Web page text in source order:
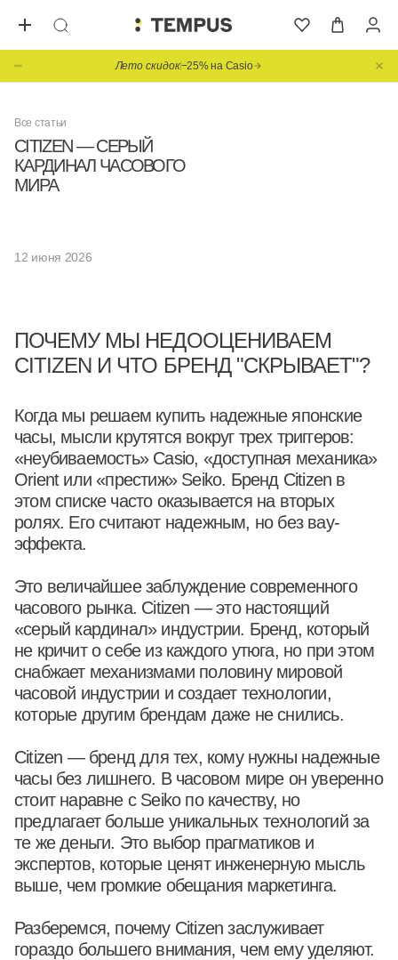
Лето скидок−25% на Casio
Все статьи
CITIZEN — СЕРЫЙ
КАРДИНАЛ ЧАСОВОГО
МИРА
12 июня 2026
ПОЧЕМУ МЫ НЕДООЦЕНИВАЕМ
CITIZEN И ЧТО БРЕНД "СКРЫВАЕТ"?
Когда мы решаем купить надежные японские
часы, мысли крутятся вокруг трех триггеров:
«неубиваемость» Casio, «доступная механика»
Orient или «престиж» Seiko. Бренд Citizen в
этом списке часто оказывается на вторых
ролях. Его считают надежным, но без вау-
эффекта.
Это величайшее заблуждение современного
часового рынка. Citizen — это настоящий
«серый кардинал» индустрии. Бренд, который
не кричит о себе из каждого утюга, но при этом
снабжает механизмами половину мировой
часовой индустрии и создает технологии,
которые другим брендам даже не снились.
Citizen — бренд для тех, кому нужны надежные
часы без лишнего. В часовом мире он уверенно
стоит наравне с Seiko по качеству, но
предлагает больше уникальных технологий за
те же деньги. Это выбор прагматиков и
экспертов, которые ценят инженерную мысль
выше, чем громкие обещания маркетинга.
Разберемся, почему Citizen заслуживает
гораздо большего внимания, чем ему уделяют.